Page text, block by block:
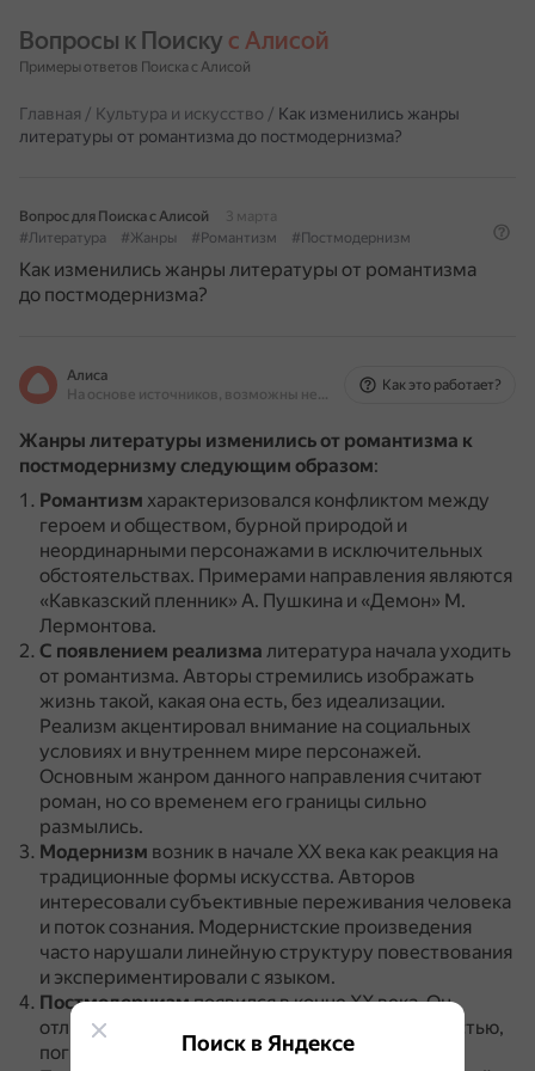
Вопросы к Поиску с Алисой
Примеры ответов Поиска с Алисой
Главная / Культура и искусство / Как изменились жанры
литературы от романтизма до постмодернизма?
Вопрос для Поиска с Алисой
3 марта
#Литература
#Жанры #Романтизм #Постмодернизм
Как изменились жанры литературы от романтизма
до постмодернизма?
Алиса
На основе источников, возможны неточности
Как это работает?
Жанры литературы изменились от романтизма к
постмодернизму следующим образом:
Романтизм характеризовался конфликтом между
героем и обществом, бурной природой и
неординарными персонажами в исключительных
обстоятельствах. Примерами направления являются
«Кавказский пленник» А. Пушкина и «Демон» М.
Лермонтова.
С появлением реализма литература начала уходить
от романтизма. Авторы стремились изображать
жизнь такой, какая она есть, без идеализации.
Реализм акцентировал внимание на социальных
условиях и внутреннем мире персонажей.
Основным жанром данного направления считают
роман, но со временем его границы сильно
размылись.
Модернизм возник в начале XX века как реакция на
традиционные формы искусства. Авторов
интересовали субъективные переживания человека
и поток сознания. Модернистские произведения
часто нарушали линейную структуру повествования
и экспериментировали с языком.
Постмодернизмпоявился в конце XX века.Он
отличался разнообразием элементов, цитатностью,
погружением в культуру того времени.
Поиск в Яндексе